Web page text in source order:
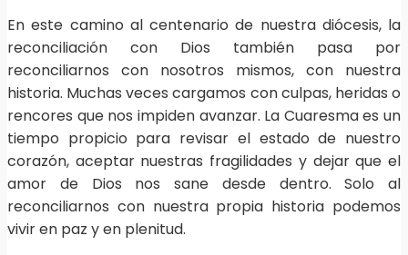
En este camino al centenario de nuestra diócesis, la
reconciliación con Dios también pasa por
reconciliarnos con nosotros mismos, con nuestra
historia. Muchas veces cargamos con culpas, heridas o
rencores que nos impiden avanzar. La Cuaresma es un
tiempo propicio para revisar el estado de nuestro
corazón, aceptar nuestras fragilidades y dejar que el
amor de Dios nos sane desde dentro. Solo al
reconciliarnos con nuestra propia historia podemos
vivir en paz y en plenitud.